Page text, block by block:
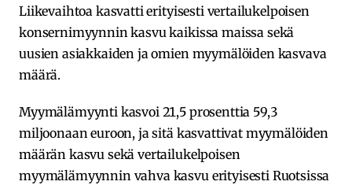
Liikevaihtoa kasvatti erityisesti vertailukelpoisen
konsernimyynnin kasvu kaikissa maissa sekä
uusien asiakkaiden ja omien myymälöiden kasvava
määrä.
Myymälämyynti kasvoi 21,5 prosenttia 59,3
miljoonaan euroon, ja sitä kasvattivat myymälöiden
määrän kasvu sekä vertailukelpoisen
myymälämyynnin vahva kasvu erityisesti Ruotsissa